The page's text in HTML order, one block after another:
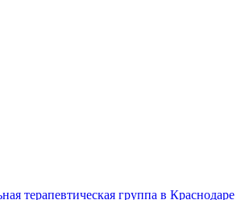
терапевтическая группа в Краснодаре